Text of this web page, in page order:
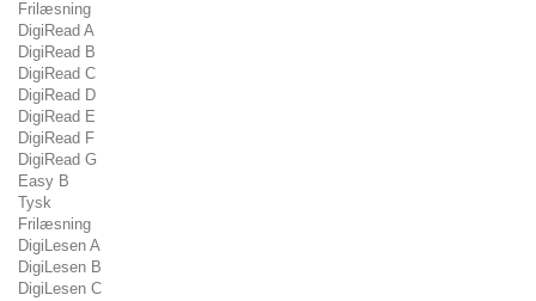
Frilæsning
DigiRead A
DigiRead B
DigiRead C
DigiRead D
DigiRead E
DigiRead F
DigiRead G
Easy B
Tysk
Frilæsning
DigiLesen A
DigiLesen B
DigiLesen C